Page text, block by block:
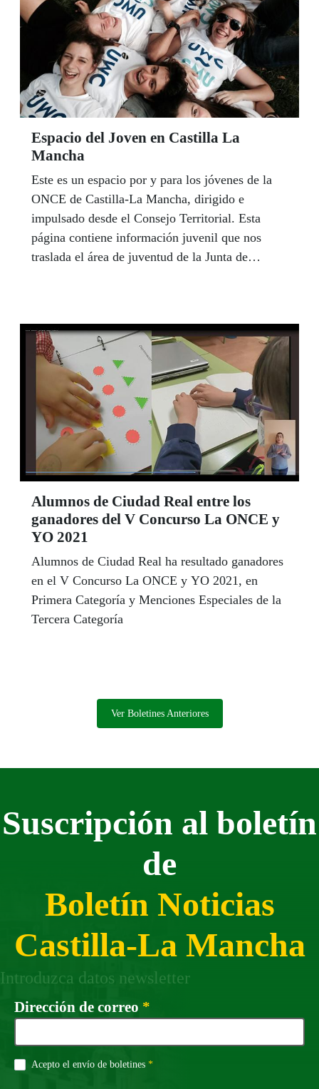
a tu disposición! Puedes hacerlo por correo
electrónico
referentemayorcastillalamancha@once.es, o por
Teléfono 667154008.
Espacio del Joven en Castilla La
Mancha
Este es un espacio por y para los jóvenes de la
ONCE de Castilla-La Mancha, dirigido e
impulsado desde el Consejo Territorial. Esta
página contiene información juvenil que nos
traslada el área de juventud de la Junta de
nuevo equipo de colaboradores en los centros de
la ONCE de la región, está pendiente de todas
las necesidades, quejas y sugerencias de los
jóvenes afiliados. Puedes contactar con él en el
teléfono 925285571 - 667133210, o en el correo
electrónico referentejovencastmancha@once.es
Alumnos de Ciudad Real entre los
ganadores del V Concurso La ONCE y
YO 2021
Alumnos de Ciudad Real ha resultado ganadores
en el V Concurso La ONCE y YO 2021, en
Primera Categoría y Menciones Especiales de la
Tercera Categoría
Ver Boletines Anteriores
Suscripción al boletín
de
Boletín Noticias
Castilla-La Mancha
Introduzca datos newsletter
Dirección de correo *
Acepto el envío de boletines *Campo obligatorio